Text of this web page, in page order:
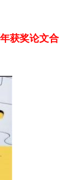
获奖论文合